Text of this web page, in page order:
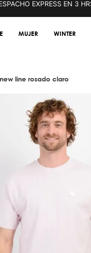
EXPRESS EN 3
MUJER WINTER
line rosado claro